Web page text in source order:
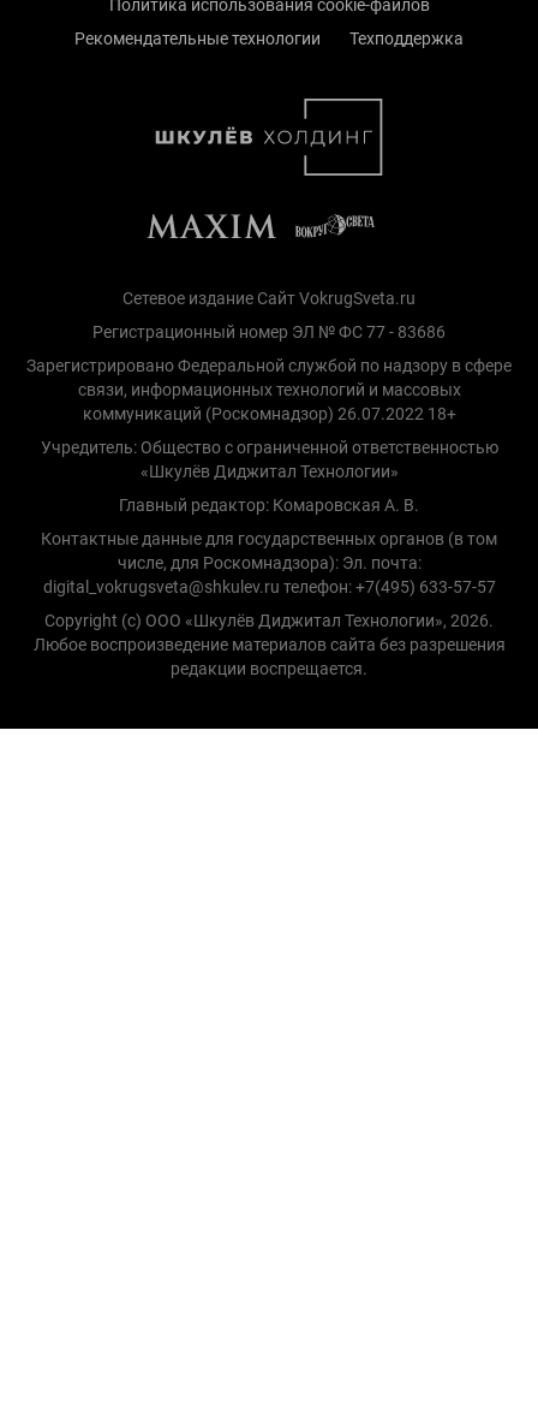
Политика использования cookie-файлов
Рекомендательные технологии
Техподдержка
Сетевое издание Сайт VokrugSveta.ru
Регистрационный номер ЭЛ № ФС 77 - 83686
Зарегистрировано Федеральной службой по надзору в сфере
связи, информационных технологий и массовых
коммуникаций (Роскомнадзор) 26.07.2022 18+
Учредитель: Общество с ограниченной ответственностью
«Шкулёв Диджитал Технологии»
Главный редактор: Комаровская А. В.
Контактные данные для государственных органов (в том
числе, для Роскомнадзора): Эл. почта:
digital_vokrugsveta@shkulev.ru телефон: +7(495) 633-57-57
Copyright (с) ООО «Шкулёв Диджитал Технологии», 2026.
Любое воспроизведение материалов сайта без разрешения
редакции воспрещается.